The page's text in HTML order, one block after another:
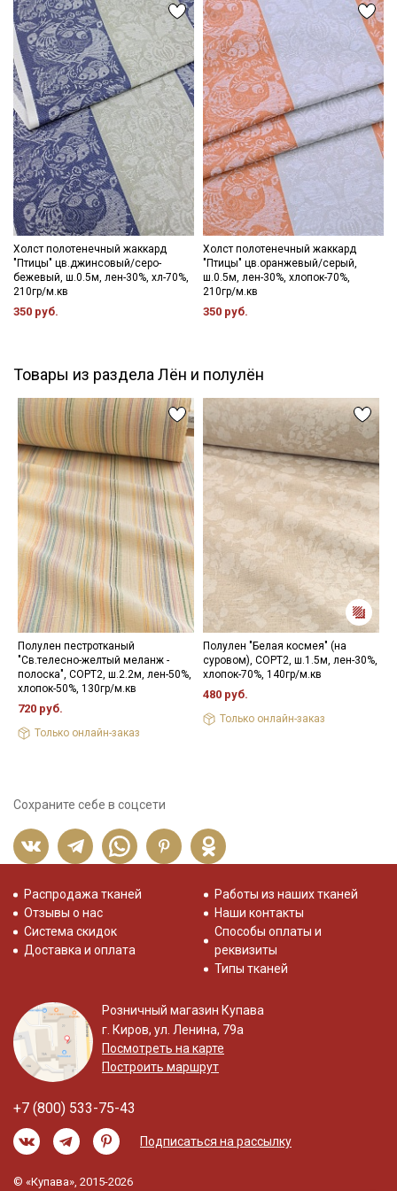
Холст полотенечный жаккард
"Птицы" цв.джинсовый/серо-
бежевый, ш.0.5м, лен-30%, хл-70%,
210гр/м.кв
350 руб.
Холст полотенечный жаккард
"Птицы" цв.оранжевый/серый,
ш.0.5м, лен-30%, хлопок-70%,
210гр/м.кв
350 руб.
Товары из раздела Лён и полулён
Полулен пестротканый
"Св.телесно-желтый меланж -
полоска", СОРТ2, ш.2.2м, лен-50%,
хлопок-50%, 130гр/м.кв
720 руб.
Только онлайн-заказ
Полулен "Белая космея" (на
суровом), СОРТ2, ш.1.5м, лен-30%,
хлопок-70%, 140гр/м.кв
480 руб.
Только онлайн-заказ
Сохраните себе в соцсети
Распродажа тканей
Отзывы о нас
Система скидок
Доставка и оплата
Работы из наших тканей
Наши контакты
Способы оплаты и
реквизиты
Типы тканей
Розничный магазин Купава
г. Киров, ул. Ленина, 79а
Посмотреть на карте
Построить маршрут
+7 (800) 533-75-43
Подписаться на рассылку
© «Купава», 2015-2026